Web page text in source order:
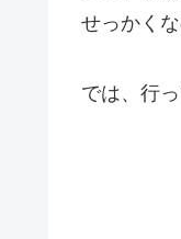
せっかく
では、行